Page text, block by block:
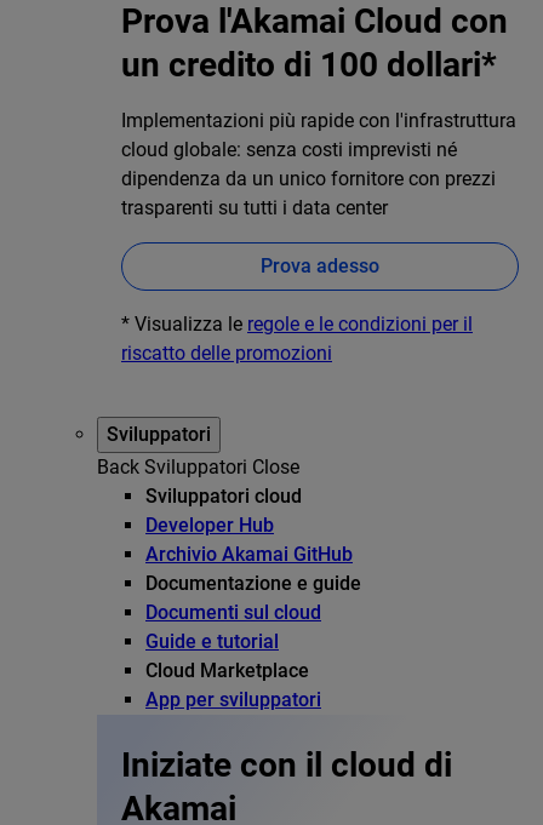
Prova l'Akamai Cloud con
un credito di 100 dollari*
Implementazioni più rapide con l'infrastruttura
cloud globale: senza costi imprevisti né
dipendenza da un unico fornitore con prezzi
trasparenti su tutti i data center
Prova adesso
* Visualizza le regole e le condizioni per il
riscatto delle promozioni
Sviluppatori
Back Sviluppatori Close
Sviluppatori cloud
Developer Hub
Archivio Akamai GitHub
Documentazione e guide
Documenti sul cloud
Guide e tutorial
Cloud Marketplace
App per sviluppatori
Iniziate con il cloud di
Akamai